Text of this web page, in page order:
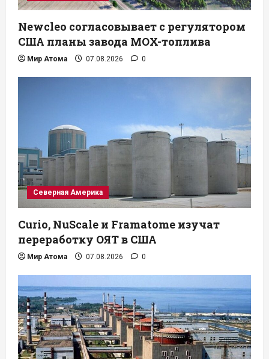
Newcleo согласовывает с регулятором
США планы завода MOX-топлива
Мир Атома 07.08.2026 0
Северная Америка
Curio, NuScale и Framatome изучат
переработку ОЯТ в США
Мир Атома 07.08.2026 0